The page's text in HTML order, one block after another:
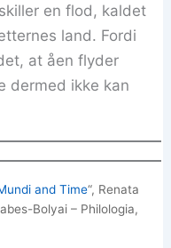
en flod, kaldet
land. Fordi
at åen flyder
dermed ikke kan
and Time“, Renata
Bolyai – Philologia,